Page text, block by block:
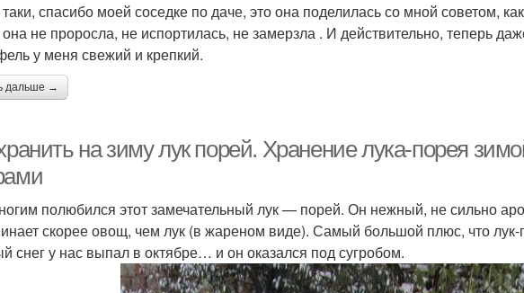
спасибо моей соседке по даче, это она поделилась со мной советом,
не проросла, не испортилась, не замерзла . И действительно, теперь
у меня свежий и крепкий.
дальше →
на зиму лук порей. Хранение лука-порея
полюбился этот замечательный лук — порей. Он нежный, не сильно
скорее овощ, чем лук (в жареном виде). Самый большой плюс, что лук-
снег у нас выпал в октябре… и он оказался под сугробом.